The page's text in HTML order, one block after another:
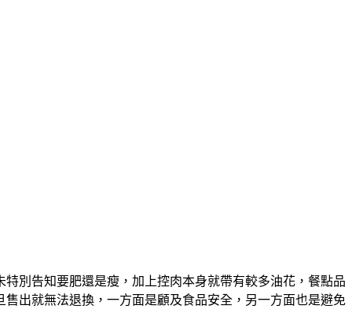
別告知要肥還是瘦，加上控肉本身就帶有較多油花，餐點品
出就無法退換，一方面是顧及食品安全，另一方面也是避免